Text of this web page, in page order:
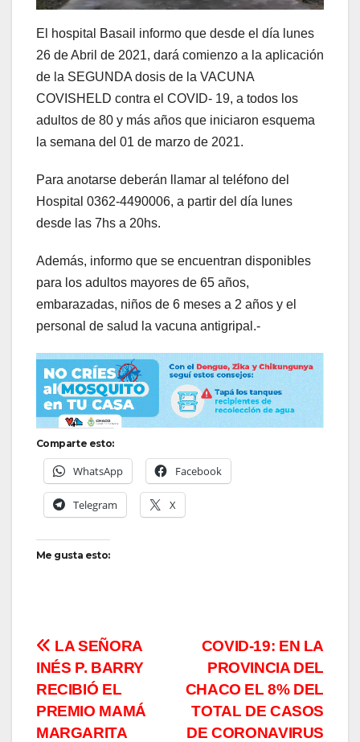
El hospital Basail informo que desde el día lunes
26 de Abril de 2021, dará comienzo a la aplicación
de la SEGUNDA dosis de la VACUNA
COVISHELD contra el COVID- 19, a todos los
adultos de 80 y más años que iniciaron esquema
la semana del 01 de marzo de 2021.
Para anotarse deberán llamar al teléfono del
Hospital 0362-4490006, a partir del día lunes
desde las 7hs a 20hs.
Además, informo que se encuentran disponibles
para los adultos mayores de 65 años,
embarazadas, niños de 6 meses a 2 años y el
personal de salud la vacuna antigripal.-
Comparte esto:
WhatsApp Facebook
Telegram X
Me gusta esto:
Navegación
de
entradas
COVID-19: EN LA
PROVINCIA DEL
CHACO EL 8% DEL
TOTAL DE CASOS
DE CORONAVIRUS
LA SEÑORA
INÉS P. BARRY
RECIBIÓ EL
PREMIO MAMÁ
MARGARITA